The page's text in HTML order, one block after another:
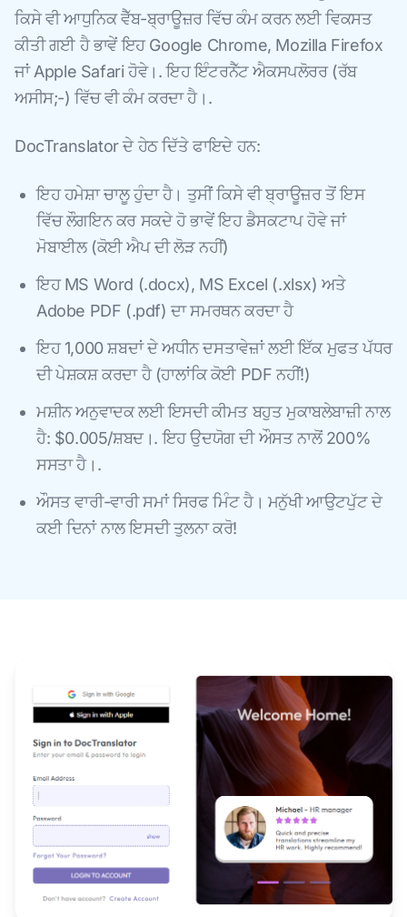
ਕਿਸੇ ਵੀ ਆਧੁਨਿਕ ਵੈੱਬ-ਬ੍ਰਾਊਜ਼ਰ ਵਿੱਚ ਕੰਮ ਕਰਨ ਲਈ ਵਿਕਸਤ
ਕੀਤੀ ਗਈ ਹੈ ਭਾਵੇਂ ਇਹ Google Chrome, Mozilla Firefox
ਜਾਂ Apple Safari ਹੋਵੇ।. ਇਹ ਇੰਟਰਨੈੱਟ ਐਕਸਪਲੋਰਰ (ਰੱਬ
ਅਸੀਸ;-) ਵਿੱਚ ਵੀ ਕੰਮ ਕਰਦਾ ਹੈ।.
DocTranslator ਦੇ ਹੇਠ ਦਿੱਤੇ ਫਾਇਦੇ ਹਨ:
ਇਹ ਹਮੇਸ਼ਾ ਚਾਲੂ ਹੁੰਦਾ ਹੈ। ਤੁਸੀਂ ਕਿਸੇ ਵੀ ਬ੍ਰਾਊਜ਼ਰ ਤੋਂ ਇਸ
ਵਿੱਚ ਲੌਗਇਨ ਕਰ ਸਕਦੇ ਹੋ ਭਾਵੇਂ ਇਹ ਡੈਸਕਟਾਪ ਹੋਵੇ ਜਾਂ
ਮੋਬਾਈਲ (ਕੋਈ ਐਪ ਦੀ ਲੋੜ ਨਹੀਂ)
ਇਹ MS Word (.docx), MS Excel (.xlsx) ਅਤੇ
Adobe PDF (.pdf) ਦਾ ਸਮਰਥਨ ਕਰਦਾ ਹੈ
ਇਹ 1,000 ਸ਼ਬਦਾਂ ਦੇ ਅਧੀਨ ਦਸਤਾਵੇਜ਼ਾਂ ਲਈ ਇੱਕ ਮੁਫਤ ਪੱਧਰ
ਦੀ ਪੇਸ਼ਕਸ਼ ਕਰਦਾ ਹੈ (ਹਾਲਾਂਕਿ ਕੋਈ PDF ਨਹੀਂ!)
ਮਸ਼ੀਨ ਅਨੁਵਾਦਕ ਲਈ ਇਸਦੀ ਕੀਮਤ ਬਹੁਤ ਮੁਕਾਬਲੇਬਾਜ਼ੀ ਨਾਲ
ਹੈ: $0.005/ਸ਼ਬਦ।. ਇਹ ਉਦਯੋਗ ਦੀ ਔਸਤ ਨਾਲੋਂ 200%
ਸਸਤਾ ਹੈ।.
ਔਸਤ ਵਾਰੀ-ਵਾਰੀ ਸਮਾਂ ਸਿਰਫ ਮਿੰਟ ਹੈ। ਮਨੁੱਖੀ ਆਉਟਪੁੱਟ ਦੇ
ਕਈ ਦਿਨਾਂ ਨਾਲ ਇਸਦੀ ਤੁਲਨਾ ਕਰੋ!